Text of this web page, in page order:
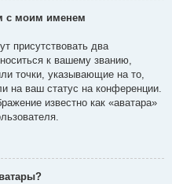
с моим именем
присутствовать два
к вашему званию,
точки, указывающие на то,
на ваш статус на конференции.
известно как «аватара»